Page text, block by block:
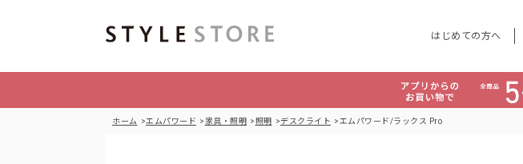
はじめての方へ
ホーム エムパワード 家具・照明 照明 デスクライト エムパワード/ラックス Pro